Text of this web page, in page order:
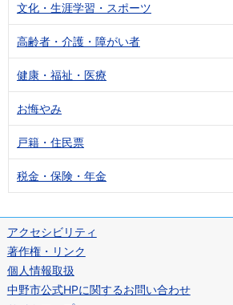
文化・生涯学習・スポーツ
高齢者・介護・障がい者
健康・福祉・医療
お悔やみ
戸籍・住民票
税金・保険・年金
アクセシビリティ
著作権・リンク
個人情報取扱
中野市公式HPに関するお問い合わせ